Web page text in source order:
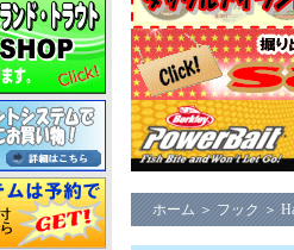
ホーム ＞ フック ＞